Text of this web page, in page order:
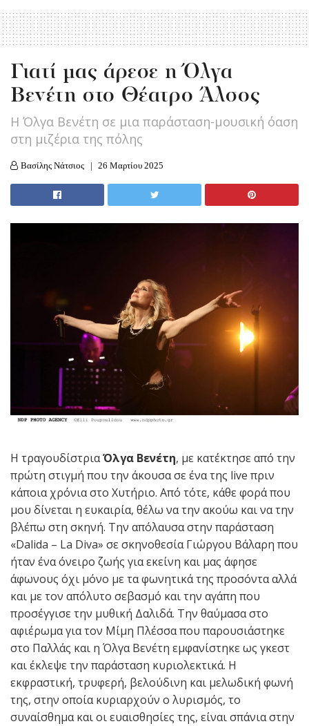
Γιατί μας άρεσε η Όλγα
Βενέτη στο Θέατρο Άλσος
Η Όλγα Βενέτη σε μια παράσταση-μουσική όαση
στη μιζέρια της πόλης
Βασίλης Νάτσιος 26 Μαρτίου 2025
Η τραγουδίστριαΌλγα Βενέτη, με κατέκτησε από την
πρώτη στιγμή που την άκουσα σε ένα της live πριν
κάποια χρόνια στο Χυτήριο. Από τότε, κάθε φορά που
μου δίνεται η ευκαιρία, θέλω να την ακούω και να την
βλέπω στη σκηνή. Την απόλαυσα στην παράσταση
«Dalida – La Diva» σε σκηνοθεσία Γιώργου Βάλαρη που
ήταν ένα όνειρο ζωής για εκείνη και μας άφησε
άφωνους όχι μόνο με τα φωνητικά της προσόντα αλλά
και με τον απόλυτο σεβασμό και την αγάπη που
προσέγγισε την μυθική Δαλιδά. Την θαύμασα στο
αφιέρωμα για τον Μίμη Πλέσσα που παρουσιάστηκε
στο Παλλάς και η Όλγα Βενέτη εμφανίστηκε ως γκεστ
και έκλεψε την παράσταση κυριολεκτικά. Η
εκφραστική, τρυφερή, βελούδινη και μελωδική φωνή
της, στην οποία κυριαρχούν ο λυρισμός, το
συναίσθημα και οι ευαισθησίες της, είναι σπάνια στην